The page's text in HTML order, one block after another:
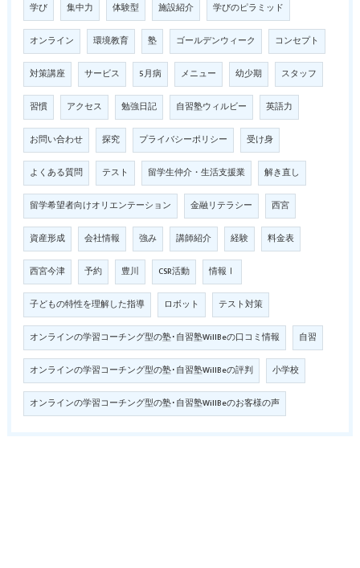
学び 集中力 体験型 施設紹介 学びのピラミッド
オンライン 環境教育 塾 ゴールデンウィーク コンセプト
対策講座 サービス 5月病 メニュー 幼少期 スタッフ
習慣 アクセス 勉強日記 自習塾ウィルビー 英語力
お問い合わせ 探究 プライバシーポリシー 受け身
よくある質問 テスト 留学生仲介・生活支援業 解き直し
留学希望者向けオリエンテーション 金融リテラシー 西宮
資産形成 会社情報 強み 講師紹介 経験 料金表
西宮今津 予約 豊川 CSR活動 情報Ⅰ
子どもの特性を理解した指導 ロボット テスト対策
オンラインの学習コーチング型の塾･自習塾WillBeの口コミ情報 自習
オンラインの学習コーチング型の塾･自習塾WillBeの評判 小学校
オンラインの学習コーチング型の塾･自習塾WillBeのお客様の声